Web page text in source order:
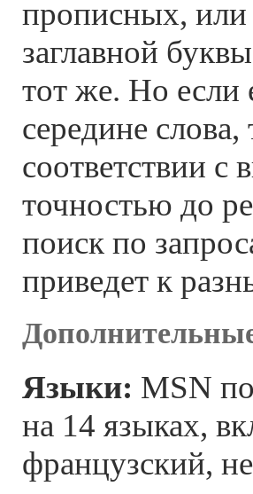
прописных, или
заглавной
тот же. Но если
середине слова,
соответствии с
точностью до
поиск по
приведет к
Языки: MSN
на 14 языках,
французский,